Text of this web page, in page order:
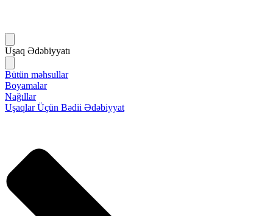
Uşaq Ədəbiyyatı
Bütün məhsullar
Boyamalar
Nağıllar
Uşaqlar Üçün Bədii Ədəbiyyat